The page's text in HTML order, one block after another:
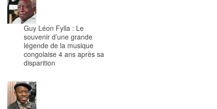
Guy Léon Fylla : Le
souvenir d’une grande
légende de la musique
congolaise 4 ans après sa
disparition